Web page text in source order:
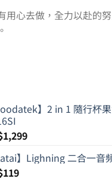
用心去做，全力以赴的
】2 in 1 隨行杯
1,299
】Lighning 二合一音
119